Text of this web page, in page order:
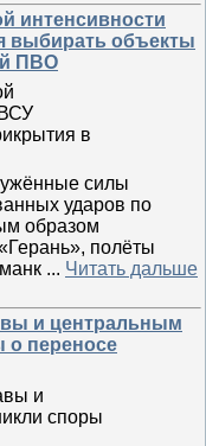
интенсивности
выбирать объекты
ПВО
силы
ударов по
образом
полёты
... Читать дальше
и центральным
о переносе